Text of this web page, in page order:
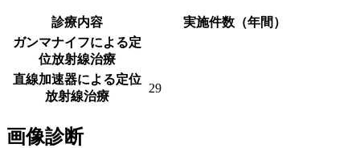
診療内容
実施件数（年間）
ガンマナイフによる定
位放射線治療
直線加速器による定位
放射線治療
29
画像診断